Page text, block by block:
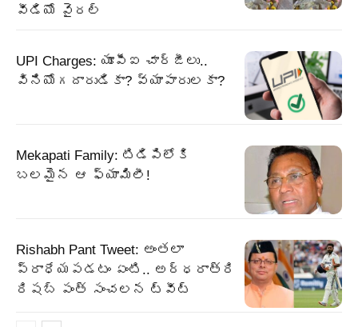
వీడియో వైరల్
UPI Charges: యూపీఐ చార్జీలు..
వినియోగదారుడికా? వ్యాపారులకా?
Mekapati Family: టిడిపిలోకి
బలమైన ఆ ఫ్యామిలీ!
Rishabh Pant Tweet: అంతలా
ప్రాధేయపడటం ఏంటి.. అర్ధరాత్రి
రిషబ్ పంత్ సంచలన ట్వీట్